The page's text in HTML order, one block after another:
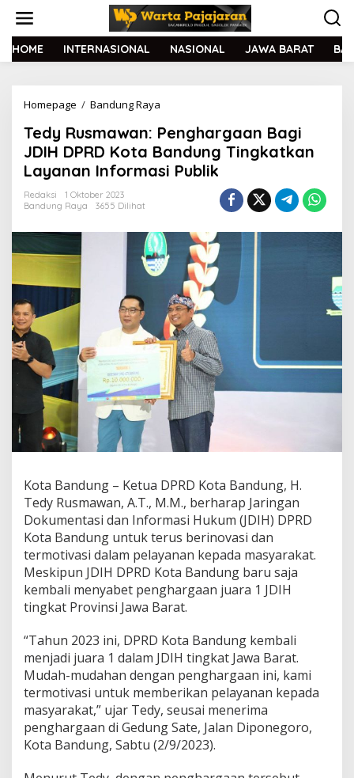
t
HOME INTERNASIONAL NASIONAL JAWA BARAT
Homepage / Bandung Raya
d
y
R
u
w
a
n
:
n
g
h
a
r
g
a
i
J
D
I
H
D
P
R
D
t
a
B
a
d
u
n
T
Tedy Rusmawan: Penghargaan Bagi
JDIH DPRD Kota Bandung Tingkatkan
Layanan Informasi Publik
Redaksi
1 Oktober 2023
Bandung Raya
3655 Dilihat
Kota Bandung – Ketua DPRD Kota Bandung, H.
Tedy Rusmawan, A.T., M.M., berharap Jaringan
Dokumentasi dan Informasi Hukum (JDIH) DPRD
Kota Bandung untuk terus berinovasi dan
termotivasi dalam pelayanan kepada masyarakat.
Meskipun JDIH DPRD Kota Bandung baru saja
kembali menyabet penghargaan juara 1 JDIH
tingkat Provinsi Jawa Barat.
“Tahun 2023 ini, DPRD Kota Bandung kembali
menjadi juara 1 dalam JDIH tingkat Jawa Barat.
Mudah-mudahan dengan penghargaan ini, kami
termotivasi untuk memberikan pelayanan kepada
masyarakat,” ujar Tedy, seusai menerima
penghargaan di Gedung Sate, Jalan Diponegoro,
Kota Bandung, Sabtu (2/9/2023).